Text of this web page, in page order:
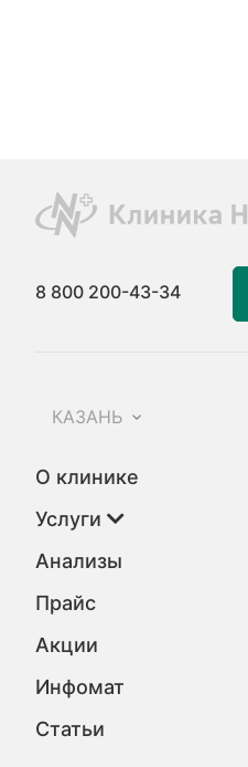
8 800 200-43-34
КАЗАНЬ
О клинике
Услуги
Анализы
Прайс
Акции
Инфомат
Статьи